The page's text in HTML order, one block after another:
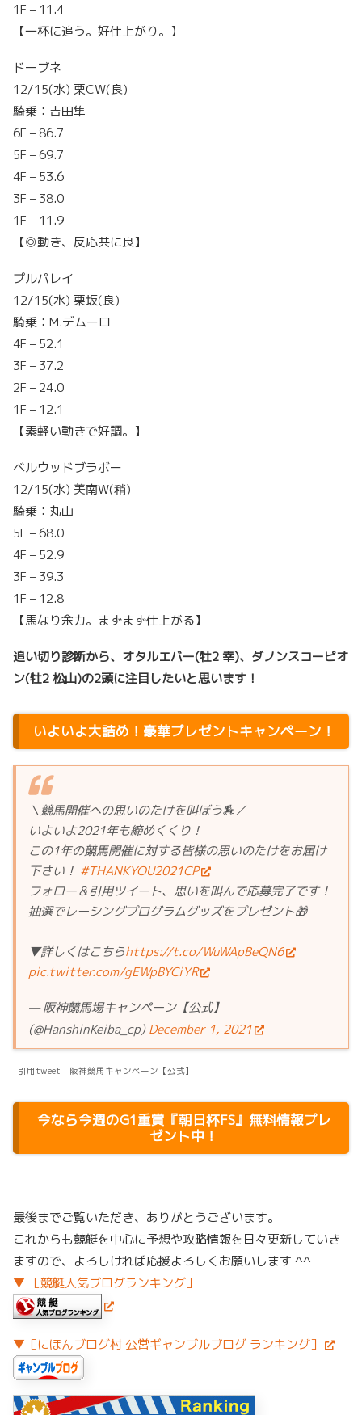
1F – 11.4
【一杯に追う。好仕上がり。】
ドーブネ
12/15(水) 栗CW(良)
騎乗：吉田隼
6F – 86.7
5F – 69.7
4F – 53.6
3F – 38.0
1F – 11.9
【◎動き、反応共に良】
プルパレイ
12/15(水) 栗坂(良)
騎乗：M.デムーロ
4F – 52.1
3F – 37.2
2F – 24.0
1F – 12.1
【素軽い動きで好調。】
ベルウッドブラボー
12/15(水) 美南W(稍)
騎乗：丸山
5F – 68.0
4F – 52.9
3F – 39.3
1F – 12.8
【馬なり余力。まずまず仕上がる】
追い切り診断から、オタルエバー(牡2 幸)、ダノンスコーピオ
ン(牡2 松山)の2頭に注目したいと思います！
いよいよ大詰め！豪華プレゼントキャンペーン！
＼競馬開催への思いのたけを叫ぼう🏇／
いよいよ2021年も締めくくり！
この1年の競馬開催に対する皆様の思いのたけをお届け
下さい！ #THANKYOU2021CP
フォロー＆引用ツイート、思いを叫んで応募完了です！
抽選でレーシングプログラムグッズをプレゼント🎁
▼詳しくはこちらhttps://t.co/WuWApBeQN6
pic.twitter.com/gEWpBYCiYR
— 阪神競馬場キャンペーン【公式】
(@HanshinKeiba_cp)December 1, 2021
引用tweet：阪神競馬キャンペーン【公式】
今なら今週のG1重賞『朝日杯FS』無料情報プレ
ゼント中！
最後までご覧いただき、ありがとうございます。
これからも競艇を中心に予想や攻略情報を日々更新していき
ますので、よろしければ応援よろしくお願いします ^^
▼ ［競艇人気ブログランキング］
▼［にほんブログ村 公営ギャンブルブログ ランキング］